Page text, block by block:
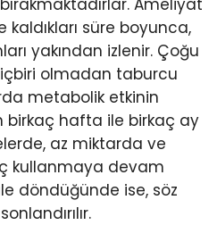
süre boyunca,
yakından izlenir. Çoğu
olmadan taburcu
metabolik etkinin
birkaç hafta ile birkaç ay
az miktarda ve
kullanmaya devam
döndüğünde ise, söz